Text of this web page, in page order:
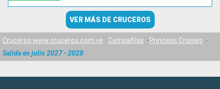
VER MÁS DE CRUCEROS
Cruceros www.cruceros.com.ve Compañías
Princess Cruises
Salida en julio 2027 - 2028